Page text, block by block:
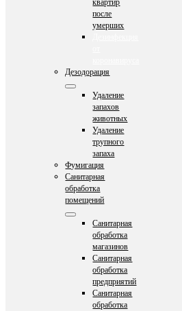
квартир
после
умерших
Дезодорация
Удаление
запахов
животных
Удаление
трупного
запаха
Фумигация
Санитарная
обработка
помещений
Санитарная
обработка
магазинов
Санитарная
обработка
предприятий
Санитарная
обработка